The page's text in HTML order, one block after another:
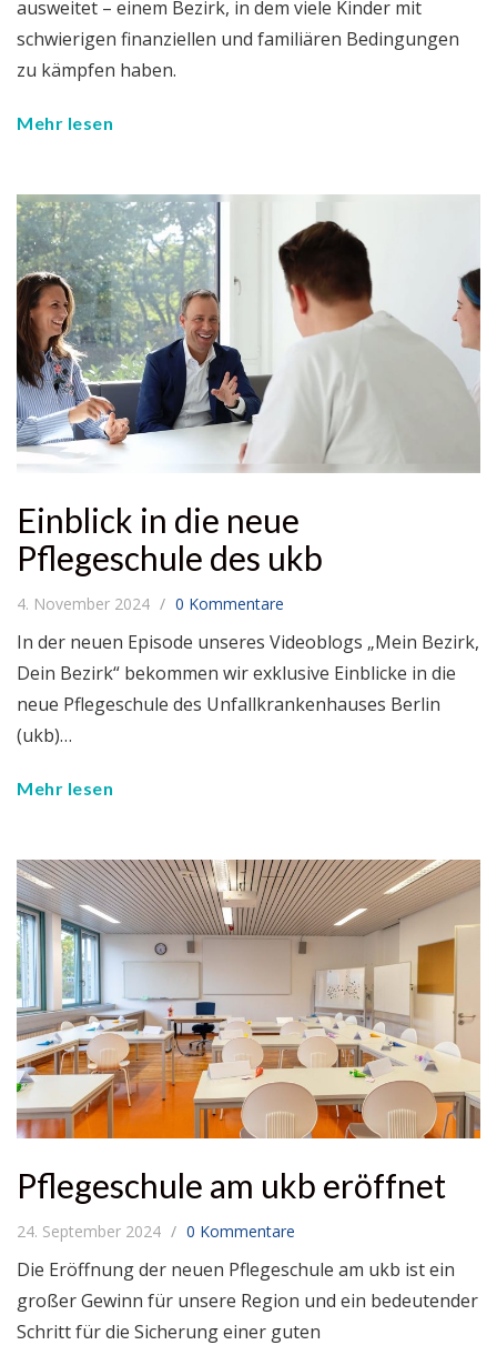
ausweitet – einem Bezirk, in dem viele Kinder mit
schwierigen finanziellen und familiären Bedingungen
zu kämpfen haben.
Mehr lesen
Einblick in die neue
Pflegeschule des ukb
4. November 2024 0 Kommentare
In der neuen Episode unseres Videoblogs „Mein Bezirk,
Dein Bezirk“ bekommen wir exklusive Einblicke in die
neue Pflegeschule des Unfallkrankenhauses Berlin
(ukb)…
Mehr lesen
Pflegeschule am ukb eröffnet
24. September 2024 0 Kommentare
Die Eröffnung der neuen Pflegeschule am ukb ist ein
großer Gewinn für unsere Region und ein bedeutender
Schritt für die Sicherung einer guten